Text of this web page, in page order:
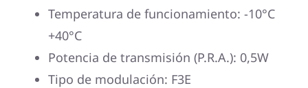
Temperatura de funcionamiento: -10°C
+40°C
Potencia de transmisión (P.R.A.): 0,5W
Tipo de modulación: F3E